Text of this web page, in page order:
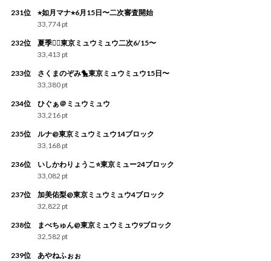
231位
⭐︎如月マナ⭐︎6月15日〜二次審査開始
33,774 pt
232位
夏季👯‍♀️東京ミュウミュウ二次6/15〜
33,413 pt
233位
さくまのぞみ🐤東京ミュウミュウ15日〜
33,380 pt
234位
ひぐぁ＠ミュウミュウ
33,216 pt
235位
ルナ@東京ミュウミュウ14ブロック
33,168 pt
236位
いしかわりょうこ⭐️東京ミュー24ブロック
33,082 pt
237位
加美佑梨@東京ミュウミュウ4ブロック
32,822 pt
238位
まべちゅん@東京ミュウミュウ9ブロック
32,582 pt
239位 あやねふぉぉ